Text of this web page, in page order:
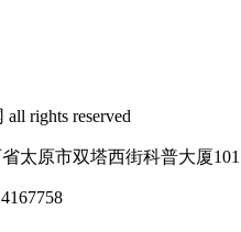
rights reserved
太原市双塔西街科普大厦